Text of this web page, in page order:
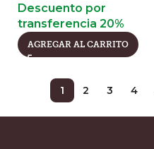
Descuento por
transferencia 20%
AGREGAR AL CARRITO
1 2 3 4